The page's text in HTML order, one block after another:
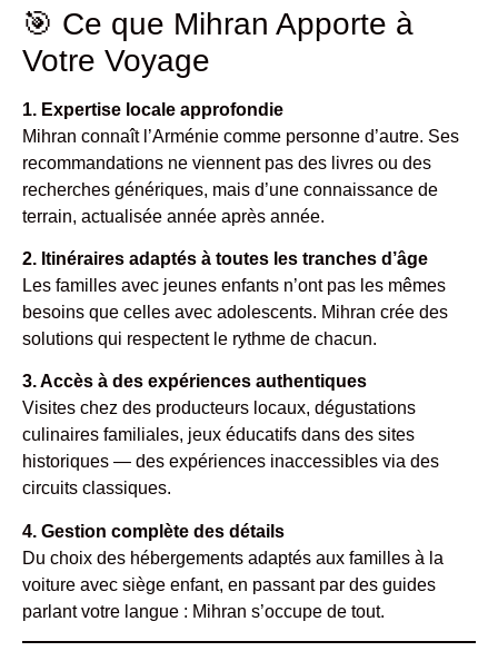
🎯 Ce que Mihran Apporte à
Votre Voyage
1. Expertise locale approfondie
Mihran connaît l’Arménie comme personne d’autre. Ses
recommandations ne viennent pas des livres ou des
recherches génériques, mais d’une connaissance de
terrain, actualisée année après année.
2. Itinéraires adaptés à toutes les tranches d’âge
Les familles avec jeunes enfants n’ont pas les mêmes
besoins que celles avec adolescents. Mihran crée des
solutions qui respectent le rythme de chacun.
3. Accès à des expériences authentiques
Visites chez des producteurs locaux, dégustations
culinaires familiales, jeux éducatifs dans des sites
historiques — des expériences inaccessibles via des
circuits classiques.
4. Gestion complète des détails
Du choix des hébergements adaptés aux familles à la
voiture avec siège enfant, en passant par des guides
parlant votre langue : Mihran s’occupe de tout.